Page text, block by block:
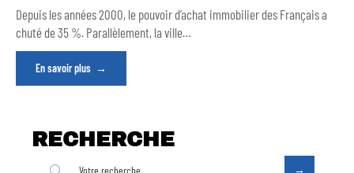
Depuis les années 2000, le pouvoir d’achat immobilier des Français a
chuté de 35 %. Parallèlement, la ville…
En savoir plus
RECHERCHE